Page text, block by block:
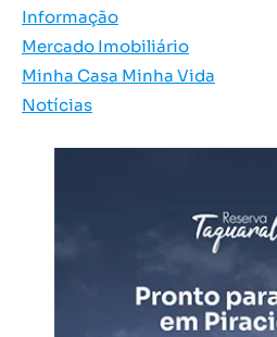
Informação
Mercado Imobiliário
Minha Casa Minha Vida
Notícias